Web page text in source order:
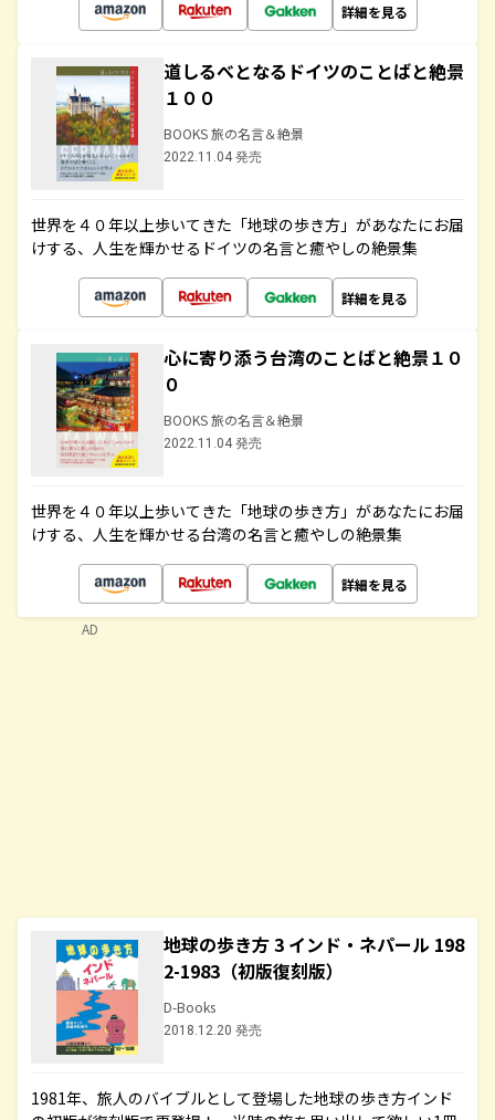
詳細を見る
道しるべとなるドイツのことばと絶景
１００
BOOKS 旅の名言＆絶景
2022.11.04 発売
世界を４０年以上歩いてきた「地球の歩き方」があなたにお届
けする、人生を輝かせるドイツの名言と癒やしの絶景集
詳細を見る
心に寄り添う台湾のことばと絶景１０
０
BOOKS 旅の名言＆絶景
2022.11.04 発売
世界を４０年以上歩いてきた「地球の歩き方」があなたにお届
けする、人生を輝かせる台湾の名言と癒やしの絶景集
詳細を見る
地球の歩き方 3 インド・ネパール 198
2-1983（初版復刻版）
D-Books
2018.12.20 発売
1981年、旅人のバイブルとして登場した地球の歩き方インド
AD